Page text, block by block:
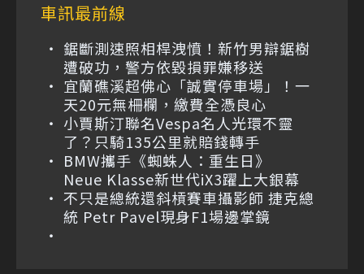
車訊最前線
鋸斷測速照相桿洩憤！新竹男辯鋸樹
遭破功，警方依毀損罪嫌移送
宜蘭礁溪超佛心「誠實停車場」！一
天20元無柵欄，繳費全憑良心
小賈斯汀聯名Vespa名人光環不靈
了？只騎135公里就賠錢轉手
BMW攜手《蜘蛛人：重生日》
Neue Klasse新世代iX3躍上大銀幕
不只是總統還斜槓賽車攝影師 捷克總
統 Petr Pavel現身F1場邊掌鏡